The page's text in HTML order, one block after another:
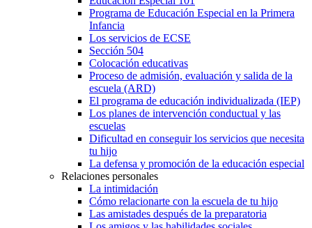
Programa de Educación Especial en la Primera
Infancia
Los servicios de ECSE
Sección 504
Colocación educativas
Proceso de admisión, evaluación y salida de la
escuela (ARD)
El programa de educación individualizada (IEP)
Los planes de intervención conductual y las
escuelas
Dificultad en conseguir los servicios que necesita
tu hijo
La defensa y promoción de la educación especial
Relaciones personales
La intimidación
Cómo relacionarte con la escuela de tu hijo
Las amistades después de la preparatoria